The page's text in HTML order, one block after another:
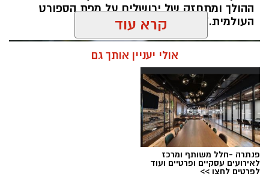
משלחות ומתעמלים מהארץ ומהעולם, ויהפכו את
שבוע האליפויות לאחד מאירועי הספורט הבולטים
של הקיץ.
במהלך השבוע יתקיימו אליפויות ישראל בכלל ענפי
ההתעמלות: התעמלות אמנותית, התעמלות
מכשירים לבנים ולבנות, אקרובטיקה, טרמפולינה
וטמבלינג. לצד התחרויות הארציות, יתחרו
הספורטאים גם במסגרת משחקי המכביה, באירוע
בינלאומי שיפגיש את מיטב המתעמלים היהודים
מהעולם עם הספורטאים המובילים בישראל.
ההולך ומתחזק של ירושלים על מפת הספורט
העולמית."
קרא עוד
אולי יעניין אותך גם
פנתרה -חלל משותף ומרכז
לאירועים עסקיים ופרטיים ועוד
לפרטים לחצו >>